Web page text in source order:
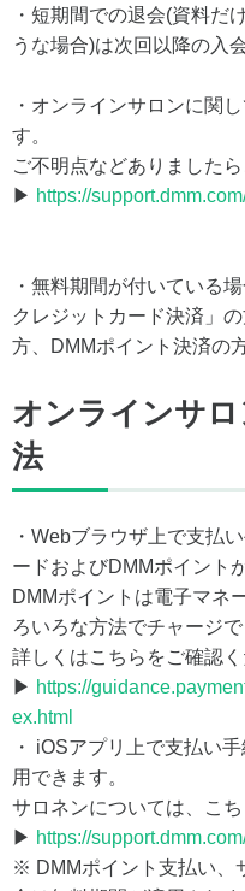
・短期間での退会(資料だ
うな場合)は次回以降の入
・オンラインサロンに関
す。
ご不明点などありました
▶ https://
・無料期間が付いている
クレジットカード決済」
方、DMMポイント決済の
オンラインサ
法
・Webブラウザ上で支払
ードおよびDMMポイント
DMMポイントは電子マネ
ろいろな方法でチャージで
詳しくはこちらをご確認く
▶ https://
ex.html
・ iOSアプリ上で支払い
用できます。
サロネンについては、こち
▶ https://
※ DMMポイント支払い、